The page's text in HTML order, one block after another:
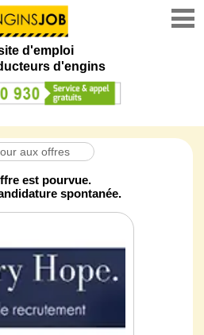
d'emploi
d'engins
aux offres
est pourvue.
spontanée.